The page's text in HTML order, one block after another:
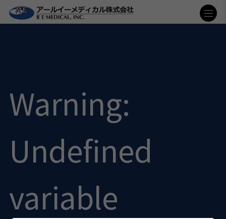
Warning:
Undefined
variable